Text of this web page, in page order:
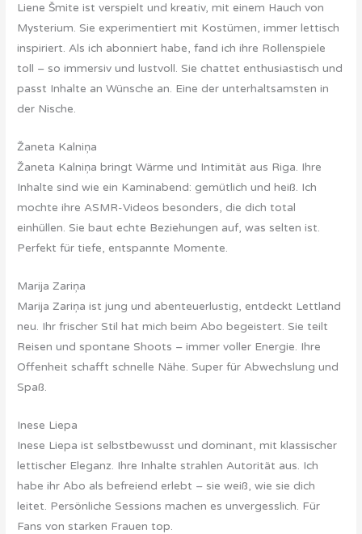
Liene Šmite ist verspielt und kreativ, mit einem Hauch von
Mysterium. Sie experimentiert mit Kostümen, immer lettisch
inspiriert. Als ich abonniert habe, fand ich ihre Rollenspiele
toll – so immersiv und lustvoll. Sie chattet enthusiastisch und
passt Inhalte an Wünsche an. Eine der unterhaltsamsten in
der Nische.
Žaneta Kalniņa
Žaneta Kalniņa bringt Wärme und Intimität aus Riga. Ihre
Inhalte sind wie ein Kaminabend: gemütlich und heiß. Ich
mochte ihre ASMR-Videos besonders, die dich total
einhüllen. Sie baut echte Beziehungen auf, was selten ist.
Perfekt für tiefe, entspannte Momente.
Marija Zariņa
Marija Zariņa ist jung und abenteuerlustig, entdeckt Lettland
neu. Ihr frischer Stil hat mich beim Abo begeistert. Sie teilt
Reisen und spontane Shoots – immer voller Energie. Ihre
Offenheit schafft schnelle Nähe. Super für Abwechslung und
Spaß.
Inese Liepa
Inese Liepa ist selbstbewusst und dominant, mit klassischer
lettischer Eleganz. Ihre Inhalte strahlen Autorität aus. Ich
habe ihr Abo als befreiend erlebt – sie weiß, wie sie dich
leitet. Persönliche Sessions machen es unvergesslich. Für
Fans von starken Frauen top.